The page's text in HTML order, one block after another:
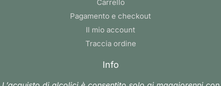
Carrello
Pagamento e checkout
Il mio account
Traccia ordine
Info